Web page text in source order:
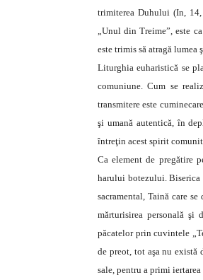
trimiterea Duhului (In,
„Unul din Treime”, este
este trimis să atragă
Liturghia euharistică se
comuniune. Cum se
transmitere este
şi umană autentică, în
întreţin acest spirit
Ca element de pregătire
harului botezului. Biserica
sacramental, Taină care
mărturisirea personală şi
păcatelor prin cuvintele
de preot, tot aşa nu există
sale, pentru a primi